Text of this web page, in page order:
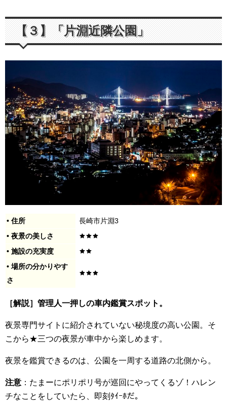
【３】「片淵近隣公園」
• 住所
長崎市片淵3
• 夜景の美しさ
• 施設の充実度
• 場所の分かりやす
さ
［解説］ 管理人一押しの車内鑑賞スポット。
夜景専門サイトに紹介されていない秘境度の高い公園。そ
こから★三つの夜景が車中から楽しめます。
夜景を鑑賞できるのは、公園を一周する道路の北側から。
注意 ：たまーにポリポリ号が巡回にやってくるゾ！ハレン
チなことをしていたら、即刻ﾀｲｰﾎだ。